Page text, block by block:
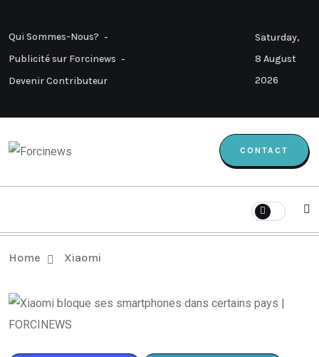
Qui Sommes-Nous?
Publicité sur Forcinews
Devenir Contributeur
Saturday,
8 August
2026
CONTACT
Home Xiaomi